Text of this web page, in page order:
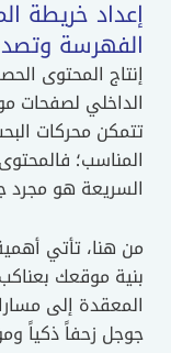
الفهرسة
إنتاج المحتوى
الداخلي لصفحات
تتمكن محركات
المناسب؛
السريعة هو مجرد
بنية موقعك
المعقدة إلى
جوجل زحفاً ذكياً